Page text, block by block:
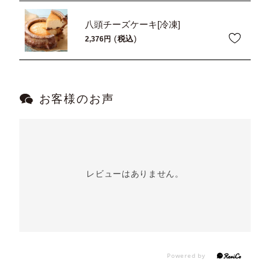
八頭チーズケーキ[冷凍]
2,376 税込
お客様のお声
レビューはありません。